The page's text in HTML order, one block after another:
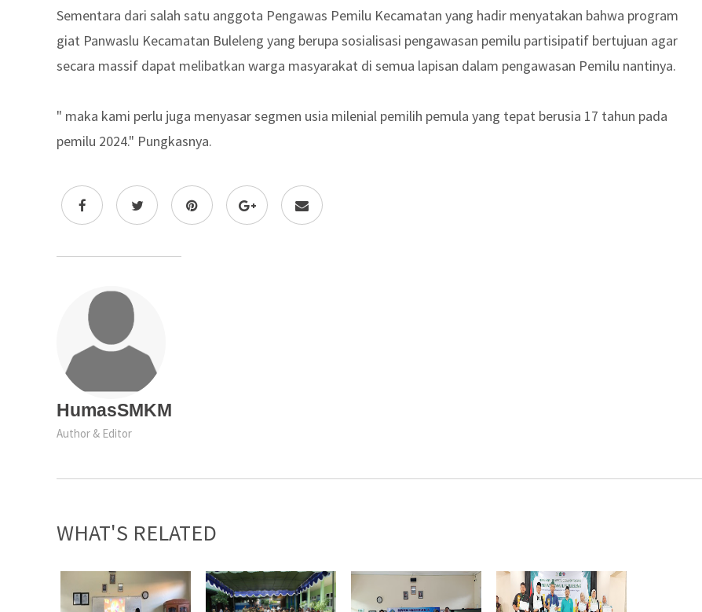
Sementara dari salah satu anggota Pengawas Pemilu Kecamatan yang hadir menyatakan bahwa program
giat Panwaslu Kecamatan Buleleng yang berupa sosialisasi pengawasan pemilu partisipatif bertujuan agar
secara massif dapat melibatkan warga masyarakat di semua lapisan dalam pengawasan Pemilu nantinya.
" maka kami perlu juga menyasar segmen usia milenial pemilih pemula yang tepat berusia 17 tahun pada
pemilu 2024." Pungkasnya.
HumasSMKM
Author & Editor
WHAT'S RELATED